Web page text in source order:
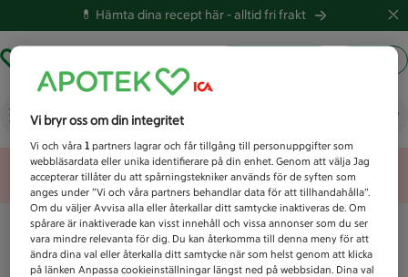
💊 Hämta dina recept här -alltid fri frakt
Vad letar du efter idag?
Unknown error
Vi bryr oss om din integritet
Vi och våra1 partners lagrar och får tillgång till personuppgifter som
webbläsardata eller unika identifierare på din enhet. Genom att välja Jag
accepterar tillåter du att spårningstekniker används för de syften som
anges under ”Vi och våra partners behandlar data för att tillhandahålla”.
Om du väljer Avvisa alla eller återkallar ditt samtycke inaktiveras de. Om
spårare är inaktiverade kan visst innehåll och vissa annonser som du ser
vara mindre relevanta för dig. Du kan återkomma till denna meny för att
ändra dina val eller återkalla ditt samtycke när som helst genom att klicka
på länken Anpassa cookieinställningar längst ned på webbsidan. Dina val